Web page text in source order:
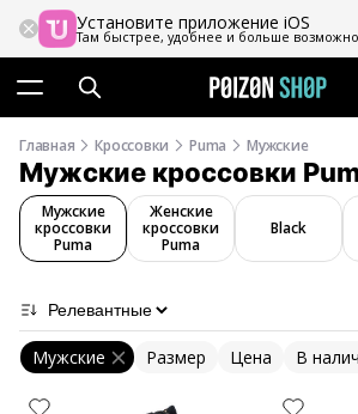
Установите приложение iOS
Там быстрее, удобнее и больше
Главная Кроссовки Puma Мужские
Мужские кроссовки
Мужские
кроссовки
Puma
Женские
кроссовки
Puma
Black
Размер Цена
Мужские В